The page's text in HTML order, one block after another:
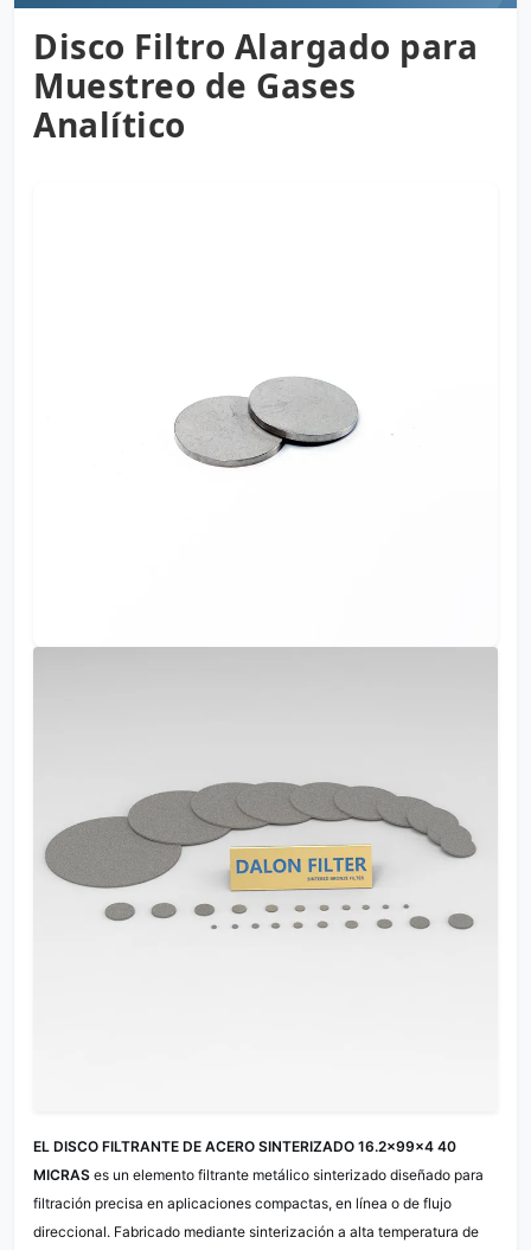
Disco Filtro Alargado para
Muestreo de Gases
Analítico
EL DISCO FILTRANTE DE ACERO SINTERIZADO 16.2×99×4 40
MICRAS es un elemento filtrante metálico sinterizado diseñado para
filtración precisa en aplicaciones compactas, en línea o de flujo
direccional. Fabricado mediante sinterización a alta temperatura de